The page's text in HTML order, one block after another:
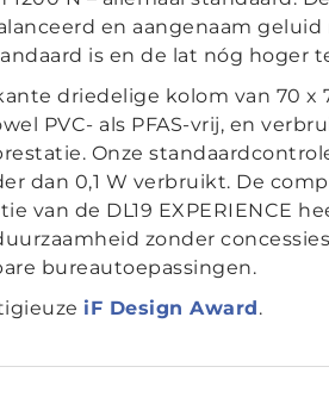
en aangenaam
is en de lat nóg hoger
driedelige kolom van 70
PVC- als PFAS-vrij, en
Onze
dan 0,1 W verbruikt. De
van de DL19 EXPERIENCE
zonder
bureautoepassingen.
iF Design Award.